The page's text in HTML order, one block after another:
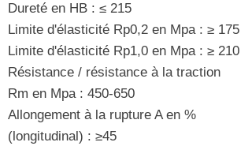
Dureté en HB : ≤ 215
Limite d'élasticité Rp0,2 en Mpa : ≥ 175
Limite d'élasticité Rp1,0 en Mpa : ≥ 210
Résistance / résistance à la traction
Rm en Mpa : 450-650
Allongement à la rupture A en %
(longitudinal) : ≥45